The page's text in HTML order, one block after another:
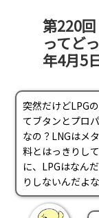
メソドロジー
コンサルティング
PRA原
Q & A
会社概要
第220
ってど
年4月5
突然だけどLPG
てブタンとプロ
なの？LNGはメ
料とはっきりし
に、LPGはなん
りしないんだよな